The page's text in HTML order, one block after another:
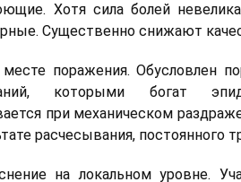
Хотя сила болей
Существенно снижают
поражения. Обусловлен
которыми богат
при механическом
расчесывания, постоянного
на локальном уровне.